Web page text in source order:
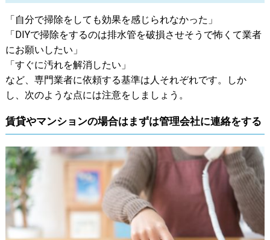
「自分で掃除をしても効果を感じられなかった」
「DIYで掃除をするのは排水管を破損させそうで怖くて業者
にお願いしたい」
「すぐに汚れを解消したい」
など、専門業者に依頼する基準は人それぞれです。しか
し、次のような点には注意をしましょう。
賃貸やマンションの場合はまずは管理会社に連絡をする